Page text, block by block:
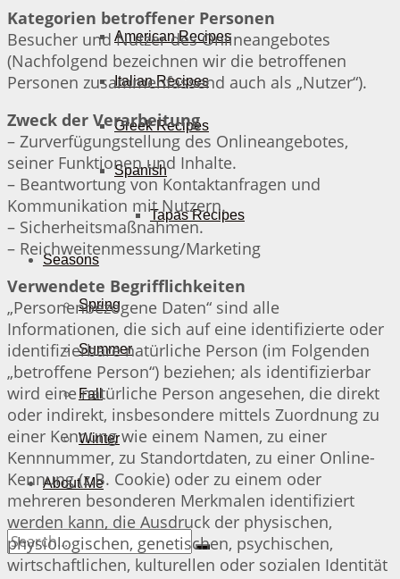
American Recipes
Italian Recipes
Greek Recipes
Spanish
Tapas Recipes
Seasons
Spring
Summer
Fall
Winter
About Me
Kategorien betroffener Personen
Besucher und Nutzer des Onlineangebotes
(Nachfolgend bezeichnen wir die betroffenen
Personen zusammenfassend auch als „Nutzer“).
Zweck der Verarbeitung
– Zurverfügungstellung des Onlineangebotes,
seiner Funktionen und Inhalte.
– Beantwortung von Kontaktanfragen und
Kommunikation mit Nutzern.
– Sicherheitsmaßnahmen.
– Reichweitenmessung/Marketing
Verwendete Begrifflichkeiten
„Personenbezogene Daten“ sind alle
Informationen, die sich auf eine identifizierte oder
identifizierbare natürliche Person (im Folgenden
„betroffene Person“) beziehen; als identifizierbar
wird eine natürliche Person angesehen, die direkt
oder indirekt, insbesondere mittels Zuordnung zu
einer Kennung wie einem Namen, zu einer
Kennnummer, zu Standortdaten, zu einer Online-
Kennung (z.B. Cookie) oder zu einem oder
mehreren besonderen Merkmalen identifiziert
werden kann, die Ausdruck der physischen,
physiologischen, genetischen, psychischen,
wirtschaftlichen, kulturellen oder sozialen Identität